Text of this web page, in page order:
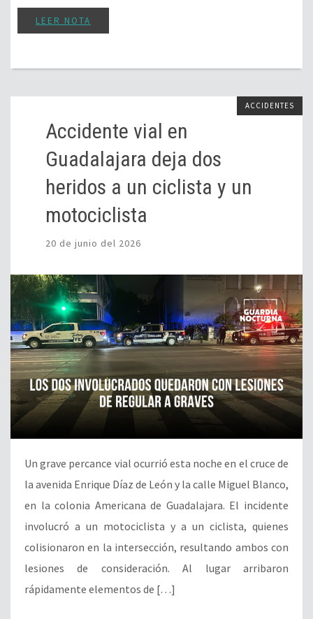
LEER NOTA
ACCIDENTES
Accidente vial en
Guadalajara deja dos
heridos a un ciclista y un
motociclista
20 de junio del 2026
Un grave percance vial ocurrió esta noche en el cruce de
la avenida Enrique Díaz de León y la calle Miguel Blanco,
en la colonia Americana de Guadalajara. El incidente
involucró a un motociclista y a un ciclista, quienes
colisionaron en la intersección, resultando ambos con
lesiones de consideración. Al lugar arribaron
rápidamente elementos de […]